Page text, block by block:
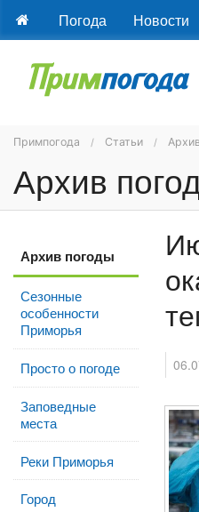
Погода Новости
Примпогода Статьи
Архив
Архив погоды
Сезонные
особенности
Приморья
Просто о погоде
Заповедные
места
Реки Приморья
Город